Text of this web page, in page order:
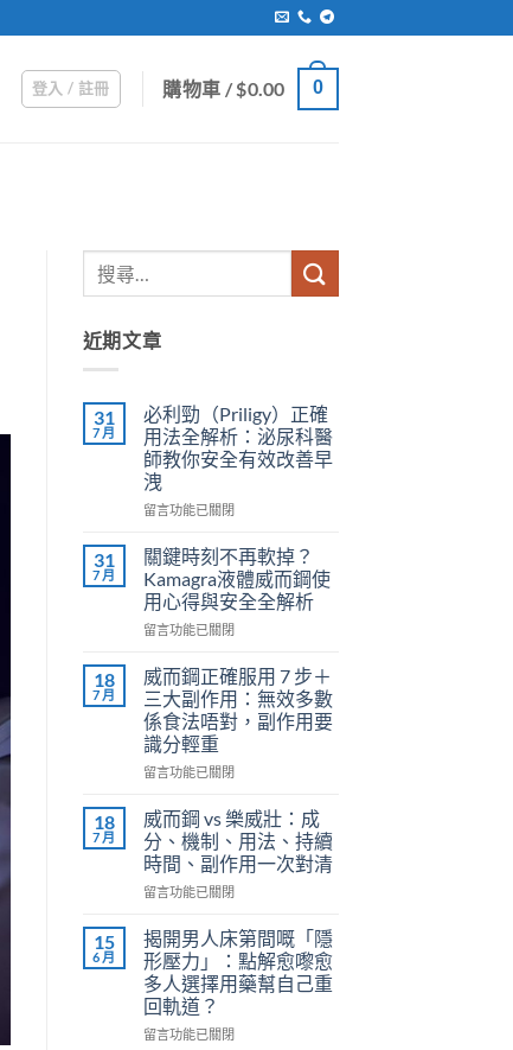
登入 / 註冊 購物車 /$0.00 0
近期文章
31
7 月
必利勁（Priligy）正確
用法全解析：泌尿科醫
師教你安全有效改善早
洩
在
利
勁
（Priligy）
正
確
法
全
解
析：
泌
尿
醫
師
教
你
安
有
效
改
善
早
洩〉
留言功能已關閉
31
7 月
關鍵時刻不再軟掉？
Kamagra液體威而鋼使
用心得與安全全解析
在
鍵
時
刻
不
再
軟
Kamagra
液
體
威
而
使
用
心
得
與
安
留言功能已關閉
18
7 月
威而鋼正確服用 7 步＋
三大副作用：無效多數
係食法唔對，副作用要
識分輕重
在
而
鋼
正
確
服
7
步
＋
三
大
副
留言功能已關閉
18
7 月
威而鋼 vs 樂威壯：成
分、機制、用法、持續
時間、副作用一次對清
在
而
鋼
vs
樂
威
壯：
留言功能已關閉
15
6 月
揭開男人床第間嘅「隱
形壓力」：點解愈嚟愈
多人選擇用藥幫自己重
回軌道？
在
留言功能已關閉